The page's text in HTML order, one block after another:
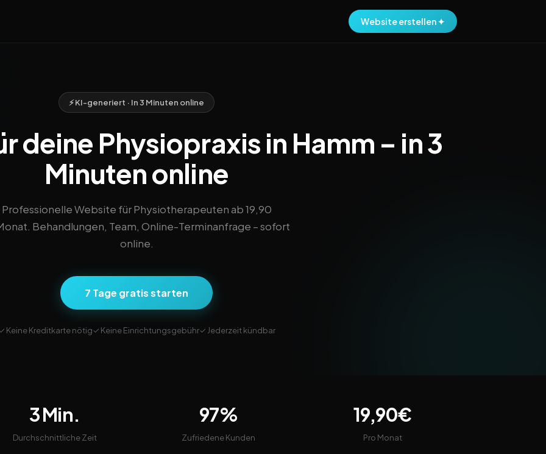
Website erstellen ✦
⚡ KI-generiert · In 3 Minuten online
deine Physiopraxis in Hamm – in 3
Minuten online
Professionelle Website für Physiotherapeuten ab 19,90
Behandlungen, Team, Online-Terminanfrage – sofort
online.
7 Tage gratis starten
Keine Kreditkarte nötig✓ Keine Einrichtungsgebühr✓ Jederzeit kündbar
3 Min.
Durchschnittliche Zeit
97%
Zufriedene Kunden
19,90€
Pro Monat